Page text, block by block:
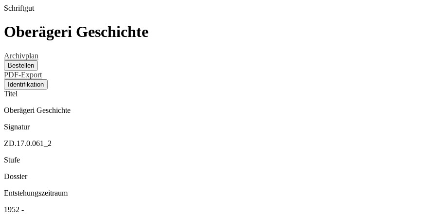
Schriftgut
Oberägeri Geschichte
Archivplan
Bestellen
PDF-Export
Identifikation
Titel
Oberägeri Geschichte
Signatur
ZD.17.0.061_2
Stufe
Dossier
Entstehungszeitraum
1952 -